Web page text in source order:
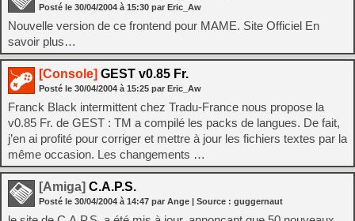
Posté le 30/04/2004 à 15:30 par Eric_Aw
Nouvelle version de ce frontend pour MAME. Site Officiel En
savoir plus…
[Console] GEST v0.85 Fr.
Posté le 30/04/2004 à 15:25 par Eric_Aw
Franck Black intermittent chez Tradu-France nous propose la
v0.85 Fr. de GEST : TM a compilé les packs de langues. De fait,
j’en ai profité pour corriger et mettre à jour les fichiers textes par la
même occasion. Les changements …
[Amiga] C.A.P.S.
Posté le 30/04/2004 à 14:47 par Ange | Source : guggernaut